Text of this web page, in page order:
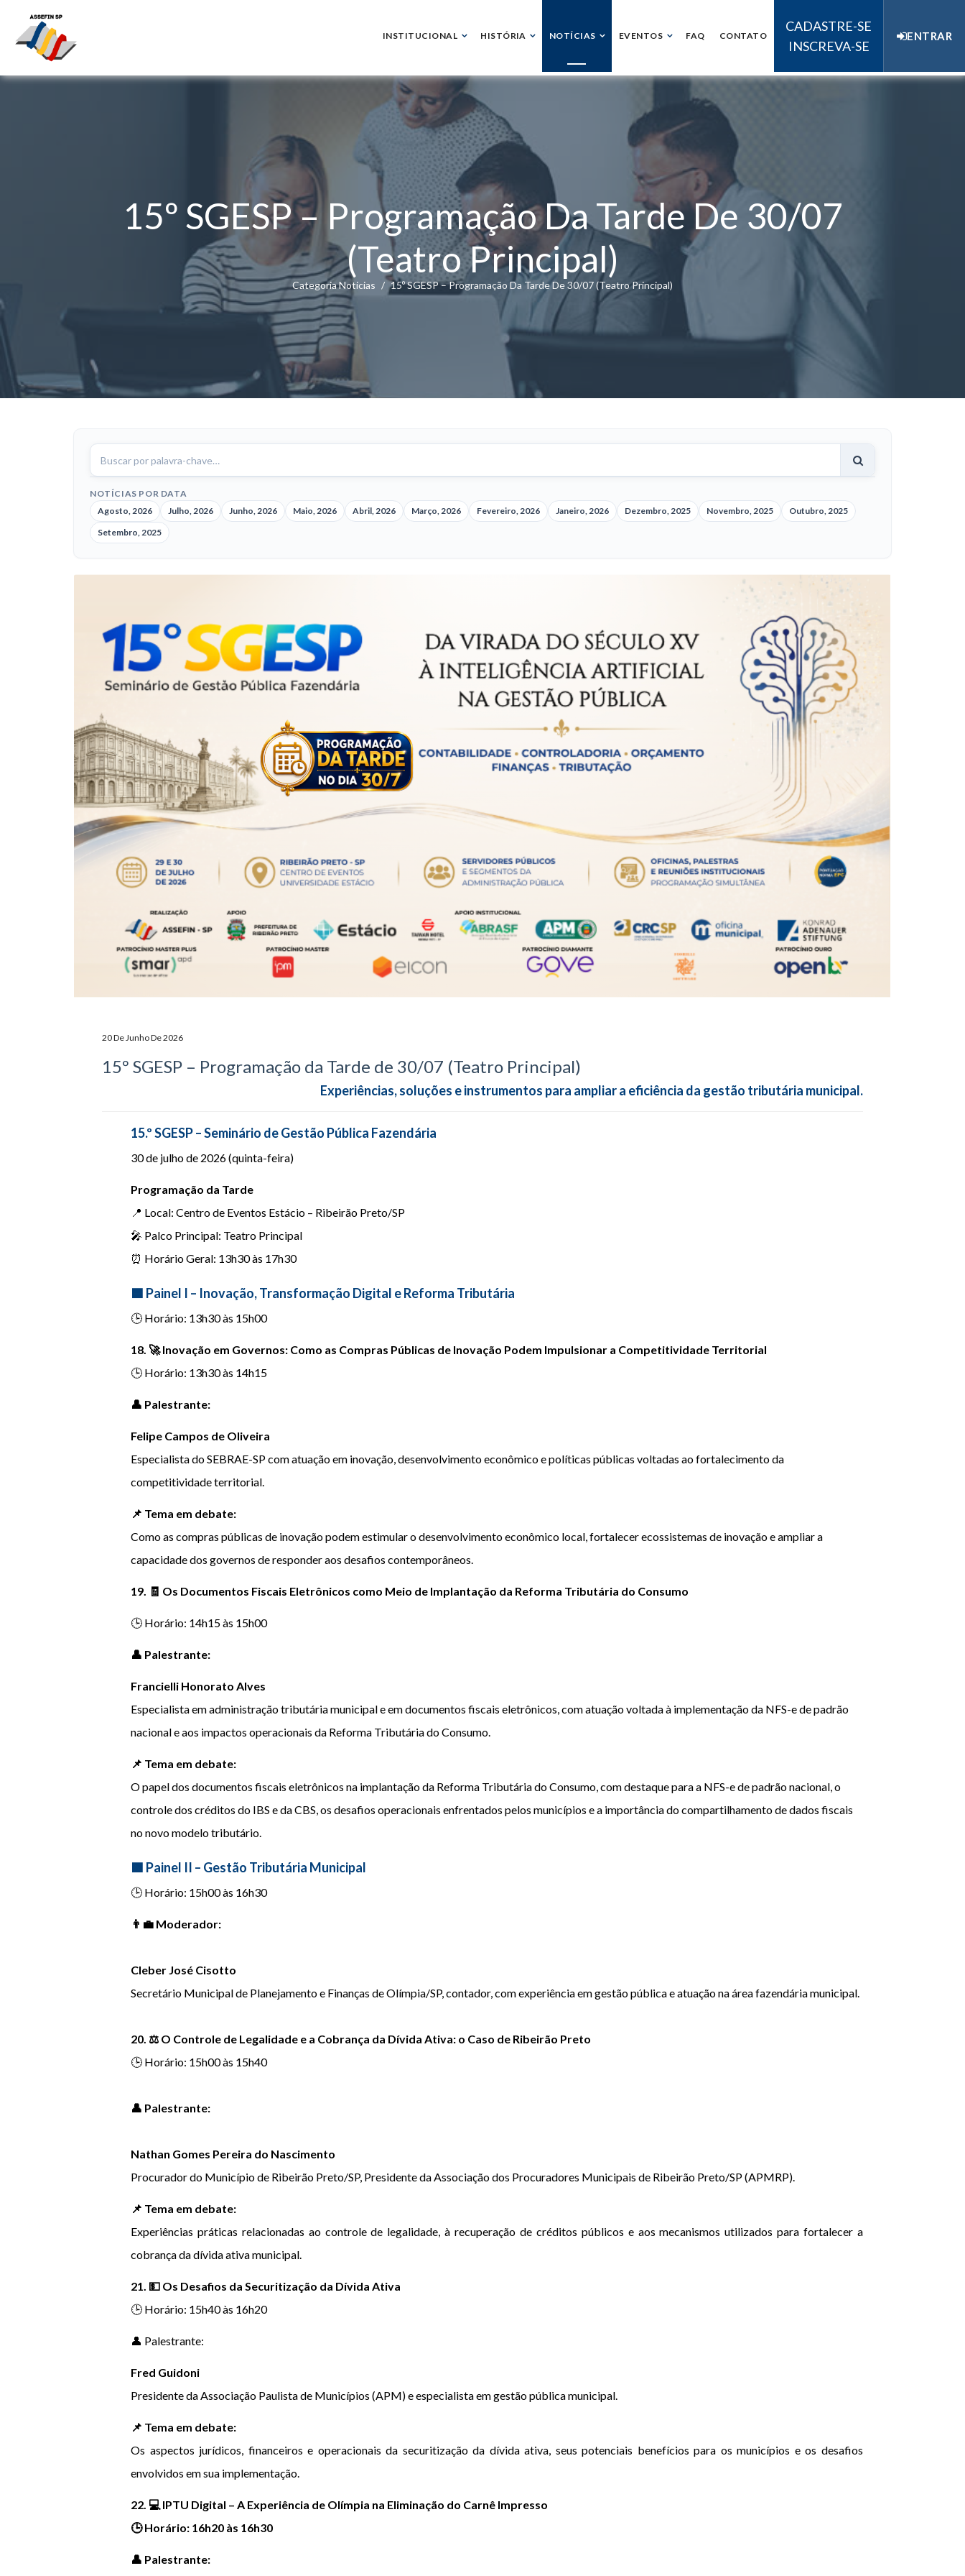
INSTITUCIONAL HISTÓRIA NOTÍCIAS EVENTOS FAQ CONTATO
CADASTRE-SE
INSCREVA-SE
ENTRAR
15º SGESP – Programação Da Tarde De 30/07
(Teatro Principal)
Categoria Noticias 15º SGESP – Programação Da Tarde De 30/07 (Teatro Principal)
Buscar
notícias
NOTÍCIAS POR DATA
Agosto, 2026
Julho, 2026 Junho, 2026 Maio, 2026 Abril, 2026 Março, 2026 Fevereiro, 2026 Janeiro, 2026 Dezembro, 2025 Novembro, 2025
Outubro, 2025
Setembro, 2025
20 De Junho De 2026
15º SGESP – Programação da Tarde de 30/07 (Teatro Principal)
Experiências, soluções e instrumentos para ampliar a eficiência da gestão tributária municipal.
15.º SGESP – Seminário de Gestão Pública Fazendária
30 de julho de 2026 (quinta-feira)
Programação da Tarde
📍 Local: Centro de Eventos Estácio – Ribeirão Preto/SP
🎤 Palco Principal: Teatro Principal
⏰ Horário Geral: 13h30 às 17h30
🟦 Painel I – Inovação, Transformação Digital e Reforma Tributária
🕒 Horário: 13h30 às 15h00
18. 🚀 Inovação em Governos: Como as Compras Públicas de Inovação Podem Impulsionar a Competitividade Territorial
🕒 Horário: 13h30 às 14h15
👤 Palestrante:
Felipe Campos de Oliveira
Especialista do SEBRAE-SP com atuação em inovação, desenvolvimento econômico e políticas públicas voltadas ao fortalecimento da
competitividade territorial.
📌 Tema em debate:
Como as compras públicas de inovação podem estimular o desenvolvimento econômico local, fortalecer ecossistemas de inovação e ampliar a
capacidade dos governos de responder aos desafios contemporâneos.
19. 🧾 Os Documentos Fiscais Eletrônicos como Meio de Implantação da Reforma Tributária do Consumo
🕒 Horário: 14h15 às 15h00
👤 Palestrante:
Francielli Honorato Alves
Especialista em administração tributária municipal e em documentos fiscais eletrônicos, com atuação voltada à implementação da NFS-e de padrão
nacional e aos impactos operacionais da Reforma Tributária do Consumo.
📌 Tema em debate:
O papel dos documentos fiscais eletrônicos na implantação da Reforma Tributária do Consumo, com destaque para a NFS-e de padrão nacional, o
controle dos créditos do IBS e da CBS, os desafios operacionais enfrentados pelos municípios e a importância do compartilhamento de dados fiscais
no novo modelo tributário.
🟩 Painel II – Gestão Tributária Municipal
🕒 Horário: 15h00 às 16h30
👨‍💼 Moderador:
Cleber José Cisotto
Secretário Municipal de Planejamento e Finanças de Olímpia/SP, contador, com experiência em gestão pública e atuação na área fazendária municipal.
20. ⚖️ O Controle de Legalidade e a Cobrança da Dívida Ativa: o Caso de Ribeirão Preto
🕒 Horário: 15h00 às 15h40
👤 Palestrante:
Nathan Gomes Pereira do Nascimento
Procurador do Município de Ribeirão Preto/SP, Presidente da Associação dos Procuradores Municipais de Ribeirão Preto/SP (APMRP).
📌 Tema em debate:
Experiências práticas relacionadas ao controle de legalidade, à recuperação de créditos públicos e aos mecanismos utilizados para fortalecer a
cobrança da dívida ativa municipal.
21. 💵 Os Desafios da Securitização da Dívida Ativa
🕒 Horário: 15h40 às 16h20
👤 Palestrante:
Fred Guidoni
Presidente da Associação Paulista de Municípios (APM) e especialista em gestão pública municipal.
📌 Tema em debate:
Os aspectos jurídicos, financeiros e operacionais da securitização da dívida ativa, seus potenciais benefícios para os municípios e os desafios
envolvidos em sua implementação.
22. 💻 IPTU Digital – A Experiência de Olímpia na Eliminação do Carnê Impresso
🕒 Horário: 16h20 às 16h30
👤 Palestrante: